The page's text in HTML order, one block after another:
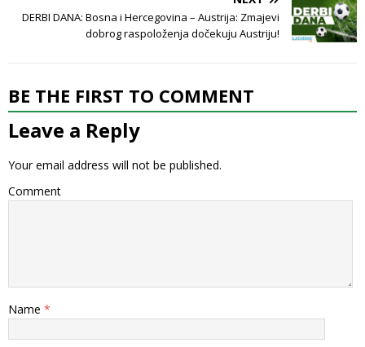
DERBI DANA: Bosna i Hercegovina – Austrija: Zmajevi
dobrog raspoloženja dočekuju Austriju!
BE THE FIRST TO COMMENT
Leave a Reply
Your email address will not be published.
Comment
Name *